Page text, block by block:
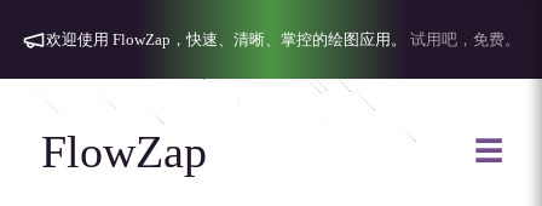
欢迎使用 FlowZap，快速、清晰、掌控的绘图应用。 试用吧，免费。
FlowZap ☰